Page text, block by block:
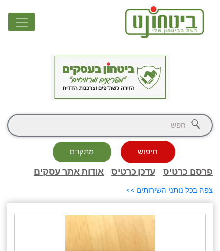
חיפוש מתקדם
פרסם כרטיס עדכן כרטיס אודות אתר עסקים
צפה בכל נותני השירותים >>